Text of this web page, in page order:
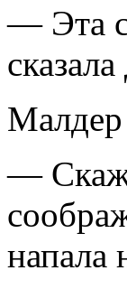
— Эта
Малдер
—
напала